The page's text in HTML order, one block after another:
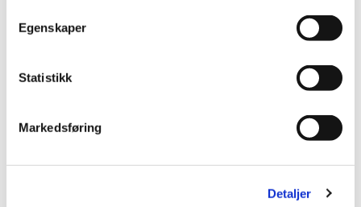
Egenskaper
Statistikk
Markedsføring
Detaljer